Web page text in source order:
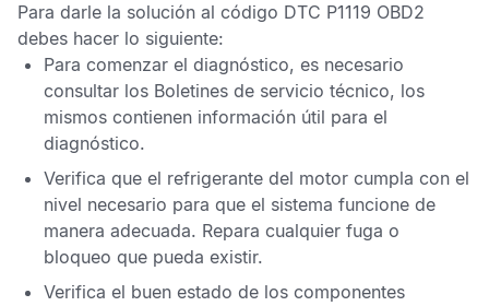
Para darle la solución al código DTC P1119 OBD2
debes hacer lo siguiente:
Para comenzar el diagnóstico, es necesario
consultar los Boletines de servicio técnico, los
mismos contienen información útil para el
diagnóstico.
Verifica que el refrigerante del motor cumpla con el
nivel necesario para que el sistema funcione de
manera adecuada. Repara cualquier fuga o
bloqueo que pueda existir.
Verifica el buen estado de los componentes